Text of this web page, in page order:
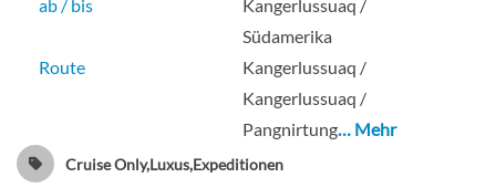
Deck 5
ab / bis
Kangerlussuaq /
Südamerika
Route
Kangerlussuaq /
Kangerlussuaq /
Pangnirtung… Mehr
Cruise Only,Luxus,Expeditionen